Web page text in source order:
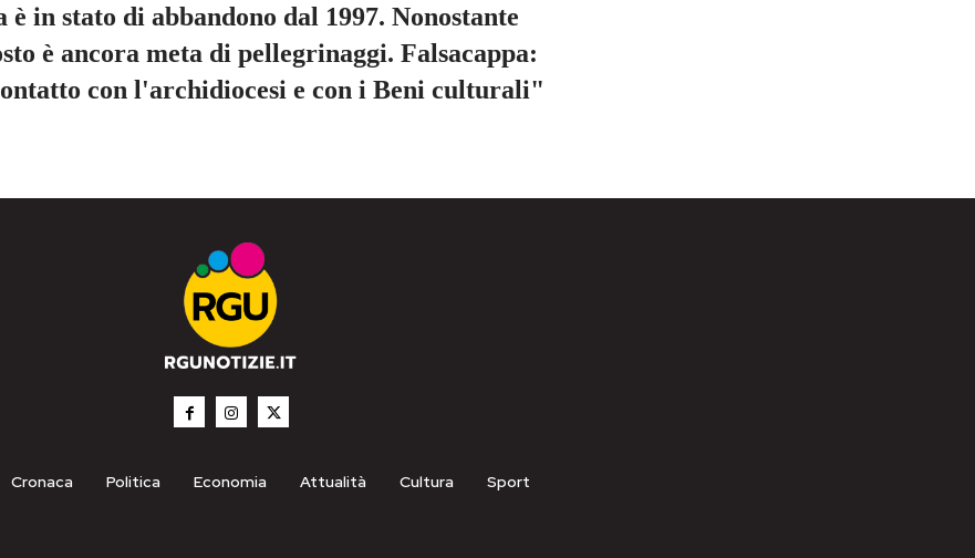
in stato di abbandono dal 1997. Nonostante
è ancora meta di pellegrinaggi. Falsacappa:
con l'archidiocesi e con i Beni culturali"
Cronaca Politica Economia Attualità Cultura Sport